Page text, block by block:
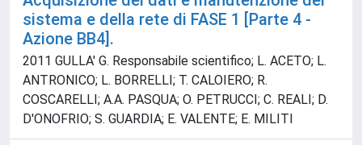
sistema e della rete di FASE 1 [Parte 4 -
Azione BB4].
2011 GULLA' G. Responsabile scientifico; L. ACETO; L.
ANTRONICO; L. BORRELLI; T. CALOIERO; R.
COSCARELLI; A.A. PASQUA; O. PETRUCCI; C. REALI; D.
D'ONOFRIO; S. GUARDIA; E. VALENTE; E. MILITI